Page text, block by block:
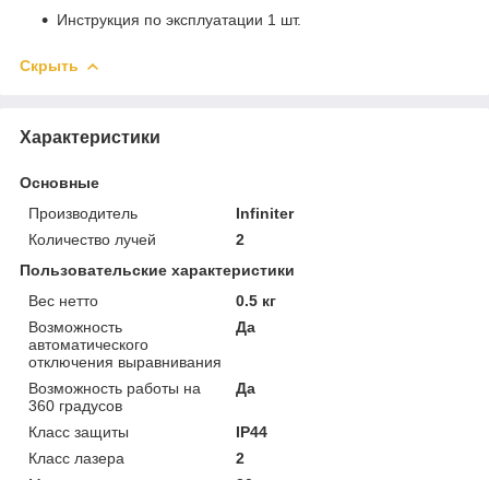
Инструкция по эксплуатации 1 шт.
Скрыть
Характеристики
Основные
Производитель
Infiniter
Количество лучей
2
Пользовательские характеристики
Вес нетто
0.5 кг
Возможность
автоматического
отключения выравнивания
Да
Возможность работы на
360 градусов
Да
Класс защиты
IP44
Класс лазера
2